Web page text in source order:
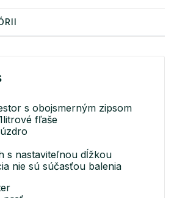
s obojsmerným zipsom
fľaše
s nastaviteľnou dĺžkou
nie sú súčasťou balenia